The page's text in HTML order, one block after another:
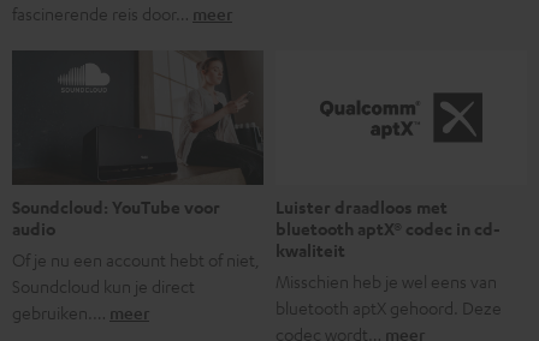
fascinerende reis door… meer
Soundcloud: YouTube voor
audio
Of je nu een account hebt of niet,
Soundcloud kun je direct
gebruiken.… meer
Luister draadloos met
bluetooth aptX® codec in cd-
kwaliteit
Misschien heb je wel eens van
bluetooth aptX gehoord. Deze
codec wordt… meer